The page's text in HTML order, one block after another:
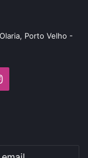
Porto Velho -
Instagram